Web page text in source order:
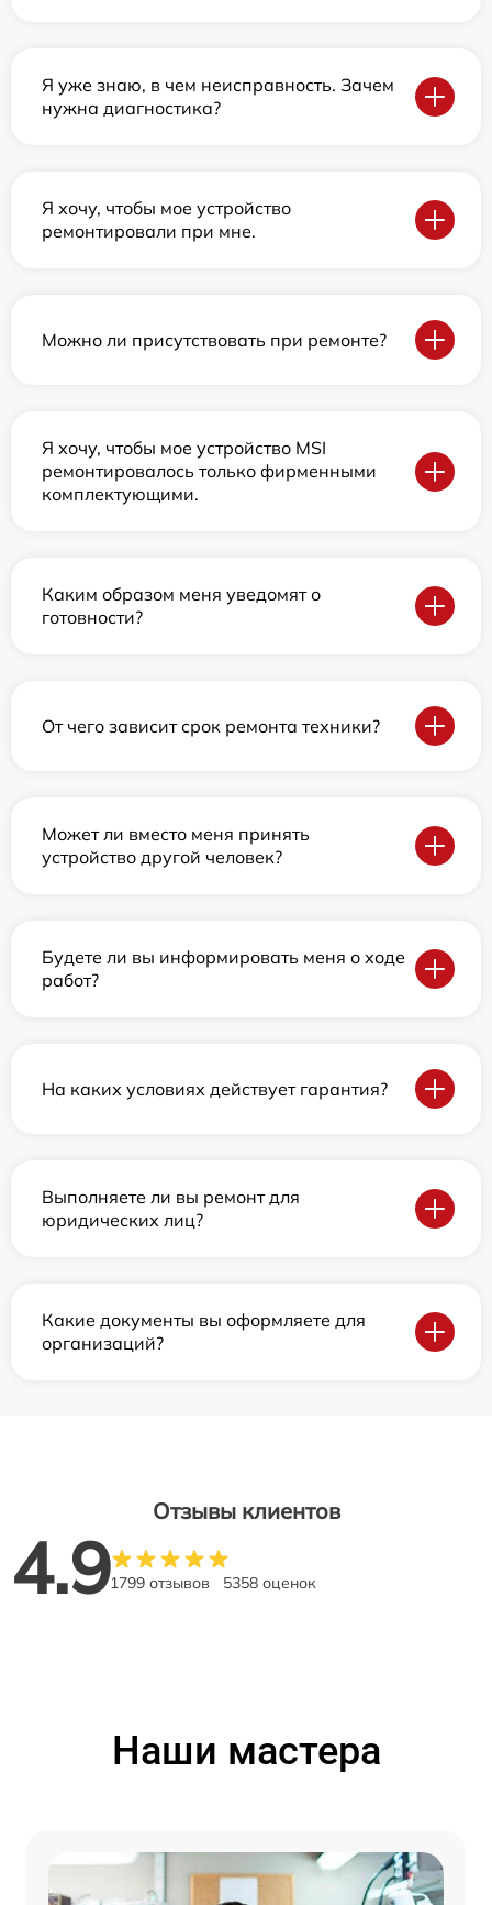
Я уже знаю, в чем неисправность. Зачем
нужна диагностика?
Я хочу, чтобы мое устройство
ремонтировали при мне.
Можно ли присутствовать при ремонте?
Я хочу, чтобы мое устройство MSI
ремонтировалось только фирменными
комплектующими.
Каким образом меня уведомят о
готовности?
От чего зависит срок ремонта техники?
Может ли вместо меня принять
устройство другой человек?
Будете ли вы информировать меня о ходе
работ?
На каких условиях действует гарантия?
Выполняете ли вы ремонт для
юридических лиц?
Какие документы вы оформляете для
организаций?
Отзывы клиентов
4.91799 отзывов 5358 оценок
Наши мастера